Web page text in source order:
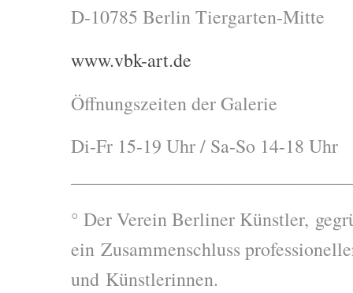
D-10785 Berlin Tiergarten-Mitte
www.vbk-art.de
Öffnungszeiten der Galerie
Di-Fr 15-19 Uhr / Sa-So 14-18 Uhr
° Der Verein Berliner Künstler,
ein Zusammenschluss
und Künstlerinnen.